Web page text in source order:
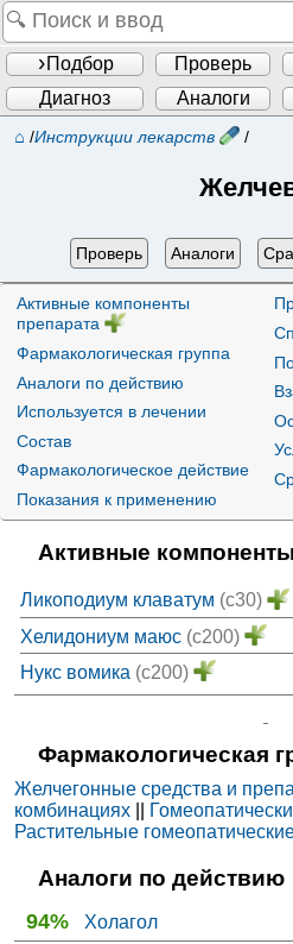
Подбор Проверь
Диагноз
Аналоги
⌂ /Инструкции лекарств /
Проверь Аналоги
Активные компоненты
препарата
Фармакологическая группа
Аналоги по действию
Используется в лечении
Состав
Фармакологическое действие
Показания к применению
Активные
Ликоподиум клаватум (c30)
Хелидониум маюс (c200)
Нукс вомика (c200)
Фармакологическая
Желчегонные средства и
комбинациях
Растительные
Аналоги по действию
94% Холагол